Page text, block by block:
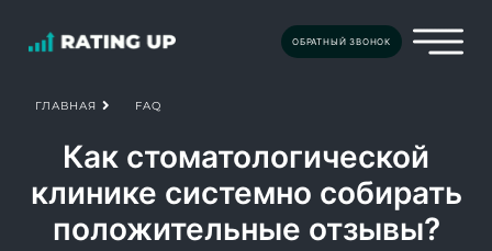
ОБРАТНЫЙ ЗВОНОК
ГЛАВНАЯ FAQ
Как стоматологической
клинике системно собирать
положительные отзывы?